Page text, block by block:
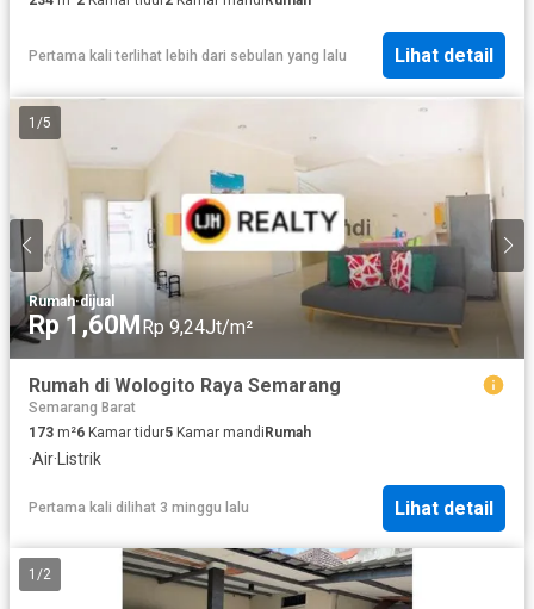
Pertama kali terlihat lebih dari sebulan yang lalu Lihat detail
1 /5
Rumah·dijual
Rp 1,60MRp 9,24Jt/m²
Rumah di Wologito Raya Semarang
Semarang Barat
173 m²6 Kamar tidur5 Kamar mandi Rumah
·Air·Listrik
Pertama kali dilihat 3 minggu lalu Lihat detail
1 /2